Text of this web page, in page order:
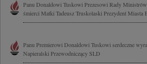
Panu Donaldowi Tuskowi Prezesowi Rady
śmierci Matki Tadeusz Truskolaski Prezydent Miasta
Panu Premierowi Donaldowi Tuskowi serdeczne
Napieralski Przewodniczący SLD